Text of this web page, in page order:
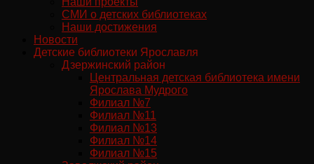
СМИ о детских библиотеках
Наши достижения
Новости
Детские библиотеки Ярославля
Дзержинский район
Центральная детская библиотека имени
Ярослава Мудрого
Филиал №7
Филиал №11
Филиал №13
Филиал №14
Филиал №15